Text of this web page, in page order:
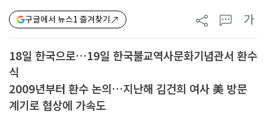
구글에서 뉴스1 즐겨찾기 가
18일 한국으로…19일 한국불교역사문화기념관서 환수
식
2009년부터 환수 논의…지난해 김건희 여사 美 방문
계기로 협상에 가속도